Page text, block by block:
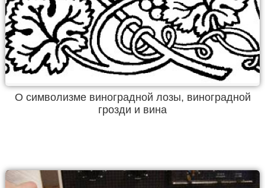
О символизме виноградной лозы, виноградной
грозди и вина